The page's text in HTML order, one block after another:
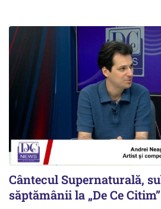
Cântecul Supernaturală,
săptămânii la „De Ce